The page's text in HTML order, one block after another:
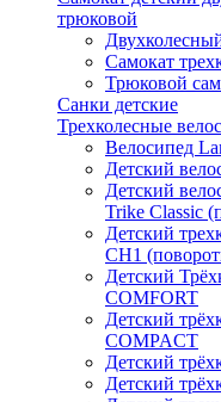
трюковой
Самокат
Трюковой
Санки детские
Трехколесные
Велосипед
Детский
Детский
Trike Classic
Детский
CH1
Детский
COMFORT
Детский
COMPACT
Детский
Детский